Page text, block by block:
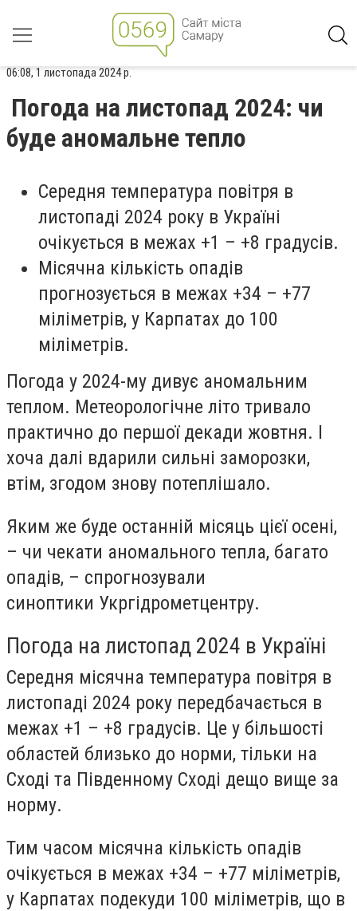
06:08, 1 листопада 2024 р.
Погода на листопад 2024: чи
буде аномальне тепло
Середня температура повітря в
листопаді 2024 року в Україні
очікується в межах +1 – +8 градусів.
Місячна кількість опадів
прогнозується в межах +34 – +77
міліметрів, у Карпатах до 100
міліметрів.
Погода у 2024-му дивує аномальним
теплом. Метеорологічне літо тривало
практично до першої декади жовтня. І
хоча далі вдарили сильні заморозки,
втім, згодом знову потеплішало.
Яким же буде останній місяць цієї осені,
– чи чекати аномального тепла, багато
опадів, – спрогнозували
синоптики Укргідрометцентру.
Погода на листопад 2024 в Україні
Середня місячна температура повітря в
листопаді 2024 року передбачається в
межах +1 – +8 градусів. Це у більшості
областей близько до норми, тільки на
Сході та Південному Сході дещо вище за
норму.
Тим часом місячна кількість опадів
очікується в межах +34 – +77 міліметрів,
у Карпатах подекуди 100 міліметрів, що в